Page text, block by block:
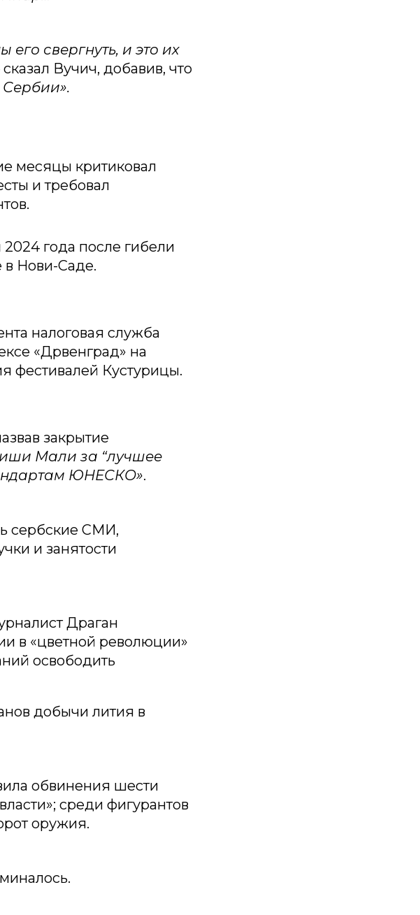
свергнуть, и это их
Вучич, добавив, что
месяцы критиковал
и требовал
года после гибели
в Нови-Саде.
налоговая служба
«Дрвенград» на
фестивалей Кустурицы.
закрытие
Мали за “лучшее
ЮНЕСКО».
сербские СМИ,
и занятости
Драган
в «цветной революции»
освободить
добычи лития в
обвинения шести
среди фигурантов
оружия.